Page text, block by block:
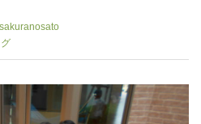
sakuranosato